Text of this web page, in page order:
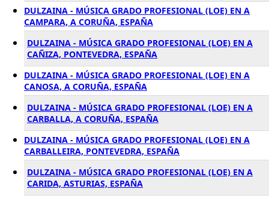
DULZAINA - MÚSICA GRADO PROFESIONAL (LOE) EN A
CAMPARA, A CORUÑA, ESPAÑA
DULZAINA - MÚSICA GRADO PROFESIONAL (LOE) EN A
CAÑIZA, PONTEVEDRA, ESPAÑA
DULZAINA - MÚSICA GRADO PROFESIONAL (LOE) EN A
CANOSA, A CORUÑA, ESPAÑA
DULZAINA - MÚSICA GRADO PROFESIONAL (LOE) EN A
CARBALLA, A CORUÑA, ESPAÑA
DULZAINA - MÚSICA GRADO PROFESIONAL (LOE) EN A
CARBALLEIRA, PONTEVEDRA, ESPAÑA
DULZAINA - MÚSICA GRADO PROFESIONAL (LOE) EN A
CARIDA, ASTURIAS, ESPAÑA